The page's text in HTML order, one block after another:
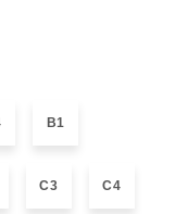
B1
C3 C4